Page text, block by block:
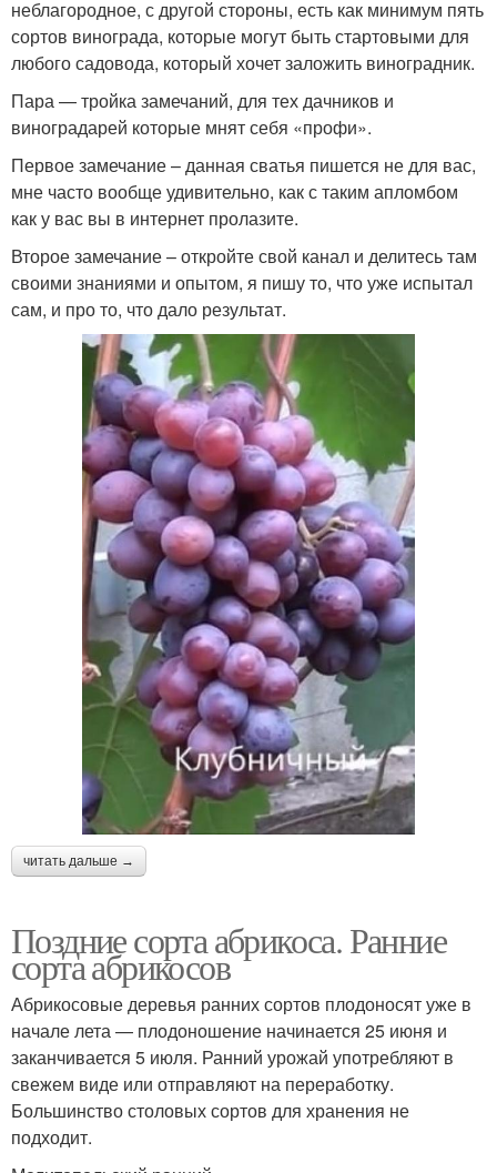
неблагородное, с другой стороны, есть как минимум пять
сортов винограда, которые могут быть стартовыми для
любого садовода, который хочет заложить виноградник.
Пара — тройка замечаний, для тех дачников и
виноградарей которые мнят себя «профи».
Первое замечание – данная сватья пишется не для вас,
мне часто вообще удивительно, как с таким апломбом
как у вас вы в интернет пролазите.
Второе замечание – откройте свой канал и делитесь там
своими знаниями и опытом, я пишу то, что уже испытал
сам, и про то, что дало результат.
читать дальше →
Поздние сорта абрикоса. Ранние
сорта абрикосов
Абрикосовые деревья ранних сортов плодоносят уже в
начале лета — плодоношение начинается 25 июня и
заканчивается 5 июля. Ранний урожай употребляют в
свежем виде или отправляют на переработку.
Большинство столовых сортов для хранения не
подходит.